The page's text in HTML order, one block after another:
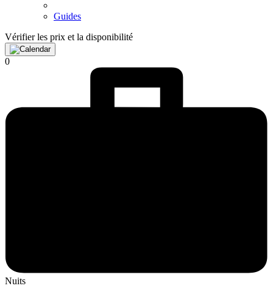
Guides
Vérifier les prix et la disponibilité
0
Nuits